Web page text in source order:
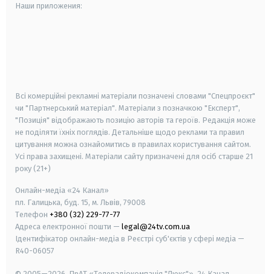
Наши приложения:
Всі комерційні рекламні матеріали позначені словами "Спецпроєкт"
чи "Партнерський матеріал". Матеріали з позначкою "Експерт",
"Позиція" відображають позицію авторів та героїв. Редакція може
не поділяти їхніх поглядів. Детальніше щодо реклами та правил
цитування можна ознайомитись в правилах користування сайтом.
Усі права захищені. Матеріали сайту призначені для осіб старше 21
року (21+)
Онлайн-медіа «24 Канал»
пл. Галицька, буд. 15, м. Львів, 79008
Телефон +380 (32) 229-77-77
Адреса електронної пошти — legal@24tv.com.ua
Ідентифікатор онлайн-медіа в Реєстрі суб'єктів у сфері медіа —
R40-06057